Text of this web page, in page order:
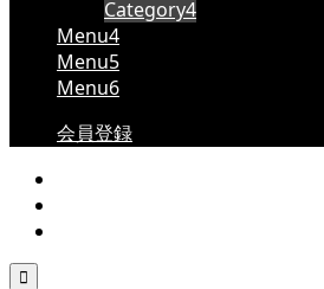
Category4
Menu4
Menu5
Menu6
会員登録
